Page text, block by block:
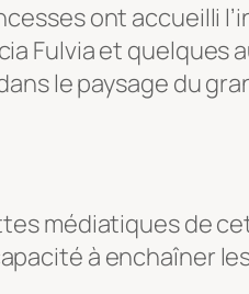
ont accueilli
Fulvia et
le paysage du
médiatiques de
à enchaîner